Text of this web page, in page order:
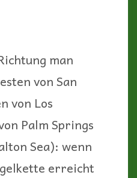
man
von San
von Los
Palm Springs
Sea): wenn
erreicht